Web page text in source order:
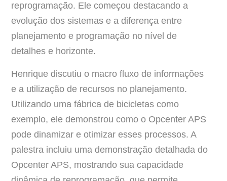
reprogramação. Ele começou destacando a
evolução dos sistemas e a diferença entre
planejamento e programação no nível de
detalhes e horizonte.
Henrique discutiu o macro fluxo de informações
e a utilização de recursos no planejamento.
Utilizando uma fábrica de bicicletas como
exemplo, ele demonstrou como o Opcenter APS
pode dinamizar e otimizar esses processos. A
palestra incluiu uma demonstração detalhada do
Opcenter APS, mostrando sua capacidade